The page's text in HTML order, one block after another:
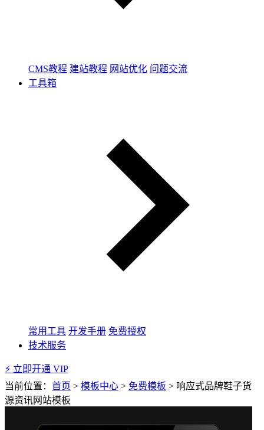
CMS教程 建站教程 网站优化 问题交流
工具箱
常用工具 开发手册 免费授权
技术服务
⚡ 立即开通 VIP
当前位置： 首页 > 模板中心 > 免费模板 > 响应式品牌鞋子货
源资讯网站模板